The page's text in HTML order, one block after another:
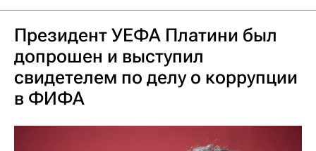
Президент УЕФА Платини был
допрошен и выступил
свидетелем по делу о коррупции
в ФИФА